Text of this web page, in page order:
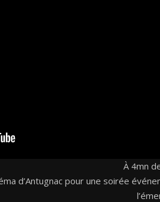
À 4mn
d’Antugnac pour une soirée